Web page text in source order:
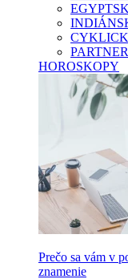
HOROSKOPY
Prečo sa vám v
znamenie